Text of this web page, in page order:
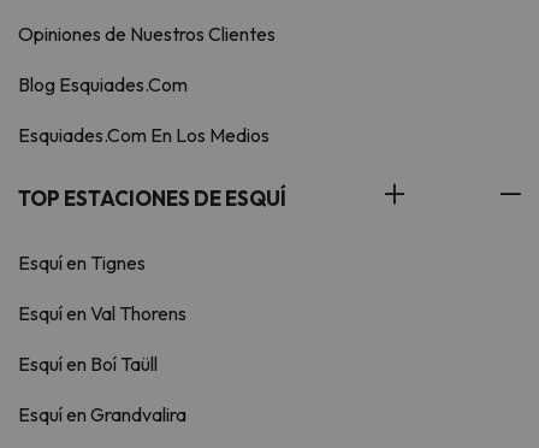
Opiniones de Nuestros Clientes
Blog Esquiades.Com
Esquiades.Com En Los Medios
TOP ESTACIONES DE ESQUÍ
Esquí en Tignes
Esquí en Val Thorens
Esquí en Boí Taüll
Esquí en Grandvalira